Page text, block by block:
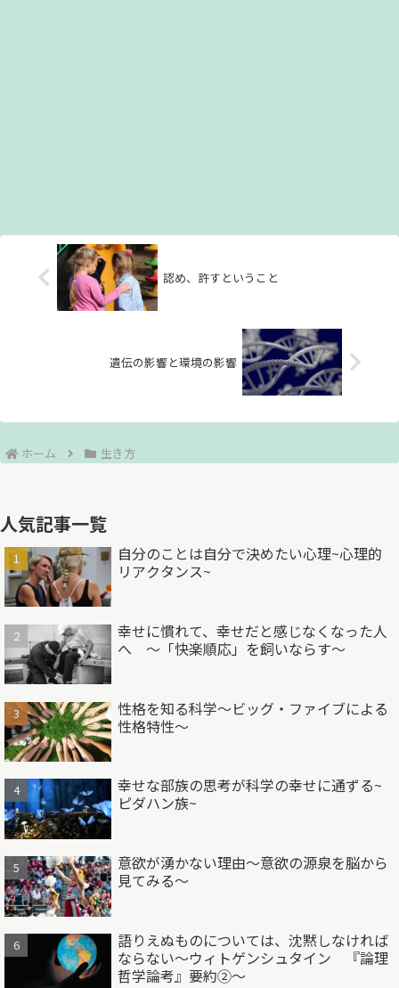
認め、許すということ
遺伝の影響と環境の影響
ホーム 生き方
人気記事一覧
自分のことは自分で決めたい心理~心理的
リアクタンス~
幸せに慣れて、幸せだと感じなくなった人
へ ～「快楽順応」を飼いならす～
性格を知る科学～ビッグ・ファイブによる
性格特性～
幸せな部族の思考が科学の幸せに通ずる~
ピダハン族~
意欲が湧かない理由～意欲の源泉を脳から
見てみる～
語りえぬものについては、沈黙しなければ
ならない～ウィトゲンシュタイン 『論理
哲学論考』要約②～